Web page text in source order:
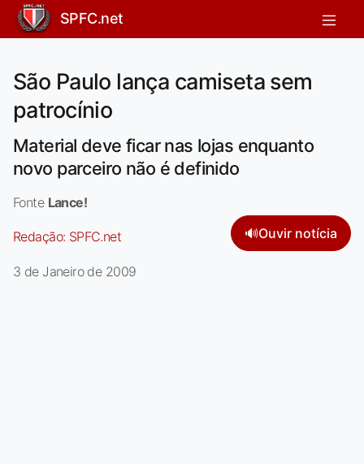
SPFC.net
São Paulo lança camiseta sem
patrocínio
Material deve ficar nas lojas enquanto
novo parceiro não é definido
Fonte Lance!
Redação: SPFC.net 🔊Ouvir notícia
3 de Janeiro de 2009